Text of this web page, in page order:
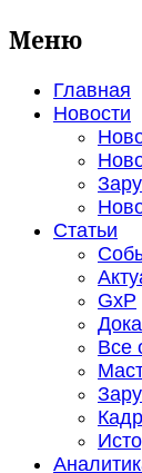
Меню
Главная
Новости
Статьи
GxP
Все